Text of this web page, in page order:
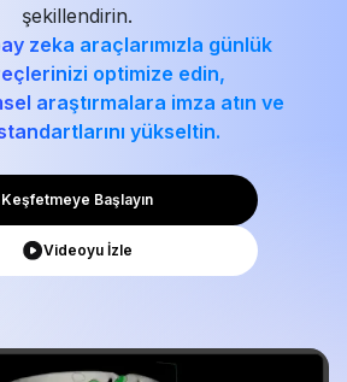
şekillendirin.
zeka araçlarımızla günlük
optimize edin,
araştırmalara imza atın ve
yükseltin.
Keşfetmeye Başlayın
Videoyu İzle